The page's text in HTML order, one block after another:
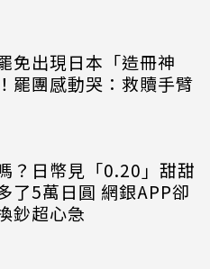
免出現日本「造冊神
罷團感動哭：救贖手臂
？日幣見「0.20」甜甜
了5萬日圓 網銀APP卻
鈔超心急